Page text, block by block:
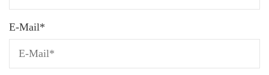
E-Mail*